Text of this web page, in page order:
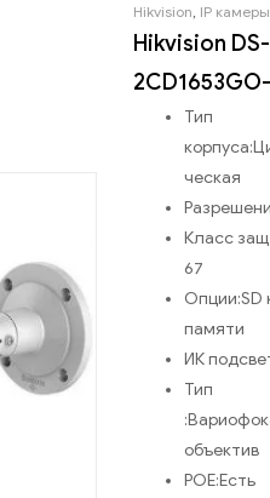
Hikvision IP камеры
Hikvision DS-
Тип
корпуса:
ческая
Класс
67
Опции:SD
памяти
ИК
Тип
:
объектив
POE:Есть